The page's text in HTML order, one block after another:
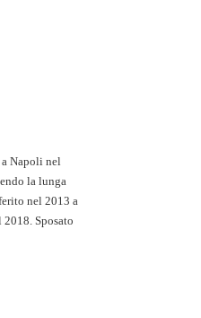
Napoli nel
la lunga
nel 2013 a
2018. Sposato